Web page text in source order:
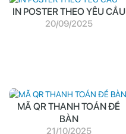
IN POSTER THEO YÊU CẦU
20/09/2025
MÃ QR THANH TOÁN ĐỂ
BÀN
21/10/2025